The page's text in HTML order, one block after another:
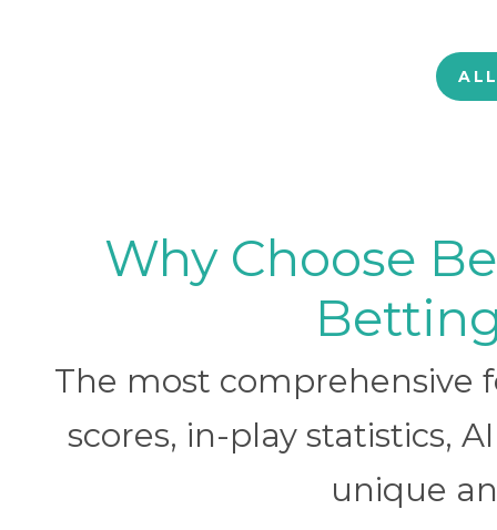
Why Choose
The most
scores, in-play statistics,
unique